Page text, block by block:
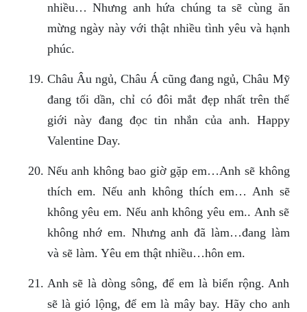
nhiều… Nhưng anh hứa chúng ta sẽ cùng ăn
mừng ngày này với thật nhiều tình yêu và hạnh
phúc.
Châu Âu ngủ, Châu Á cũng đang ngủ, Châu Mỹ
đang tối dần, chỉ có đôi mắt đẹp nhất trên thế
giới này đang đọc tin nhắn của anh. Happy
Valentine Day.
Nếu anh không bao giờ gặp em…Anh sẽ không
thích em. Nếu anh không thích em… Anh sẽ
không yêu em. Nếu anh không yêu em.. Anh sẽ
không nhớ em. Nhưng anh đã làm…đang làm
và sẽ làm. Yêu em thật nhiều…hôn em.
Anh sẽ là dòng sông, để em là biển rộng. Anh
sẽ là gió lộng, để em là mây bay. Hãy cho anh